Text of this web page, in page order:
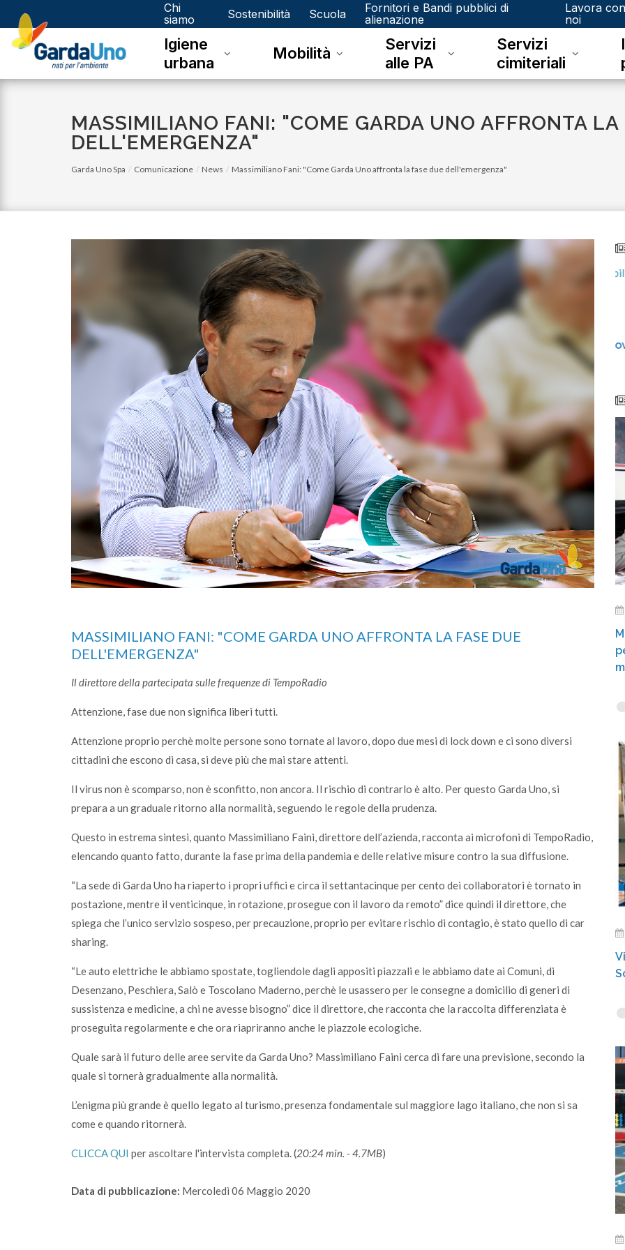
Gardauno
Spa
Chi
siamo
Sostenibilità Scuola
Fornitori e Bandi pubblici di
alienazione
Lavora con
noi
Igiene
urbana
Mobilità
Servizi
alle PA
Servizi
cimiteriali
MASSIMILIANO FANI: "COME GARDA UNO AFFRONTA LA
DELL'EMERGENZA"
Garda Uno Spa Comunicazione News Massimiliano Fani: "Come Garda Uno affronta la fase due dell'emergenza"
MASSIMILIANO FANI: "COME GARDA UNO AFFRONTA LA FASE DUE
DELL'EMERGENZA"
Il direttore della partecipata sulle frequenze di TempoRadio
Attenzione, fase due non significa liberi tutti.
Attenzione proprio perchè molte persone sono tornate al lavoro, dopo due mesi di lock down e ci sono diversi
cittadini che escono di casa, si deve più che mai stare attenti.
Il virus non è scomparso, non è sconfitto, non ancora. Il rischio di contrarlo è alto. Per questo Garda Uno, si
prepara a un graduale ritorno alla normalità, seguendo le regole della prudenza.
Questo in estrema sintesi, quanto Massimiliano Faini, direttore dell’azienda, racconta ai microfoni di TempoRadio,
elencando quanto fatto, durante la fase prima della pandemia e delle relative misure contro la sua diffusione.
“La sede di Garda Uno ha riaperto i propri uffici e circa il settantacinque per cento dei collaboratori è tornato in
postazione, mentre il venticinque, in rotazione, prosegue con il lavoro da remoto” dice quindi il direttore, che
spiega che l’unico servizio sospeso, per precauzione, proprio per evitare rischio di contagio, è stato quello di car
sharing.
“Le auto elettriche le abbiamo spostate, togliendole dagli appositi piazzali e le abbiamo date ai Comuni, di
Desenzano, Peschiera, Salò e Toscolano Maderno, perchè le usassero per le consegne a domicilio di generi di
sussistenza e medicine, a chi ne avesse bisogno” dice il direttore, che racconta che la raccolta differenziata è
proseguita regolarmente e che ora riapriranno anche le piazzole ecologiche.
Quale sarà il futuro delle aree servite da Garda Uno? Massimiliano Faini cerca di fare una previsione, secondo la
quale si tornerà gradualmente alla normalità.
L’enigma più grande è quello legato al turismo, presenza fondamentale sul maggiore lago italiano, che non si sa
come e quando ritornerà.
CLICCA QUI per ascoltare l'intervista completa. (20:24 min. - 4.7MB)
Data di pubblicazione: Mercoledì 06 Maggio 2020
lunedì 03 luglio 2023
A Salò la quota di differenziata ha raggiunto
una media del 77%
Video: Comunità Energetiche Rinnovabili nel
2024 sul Lago di Garda